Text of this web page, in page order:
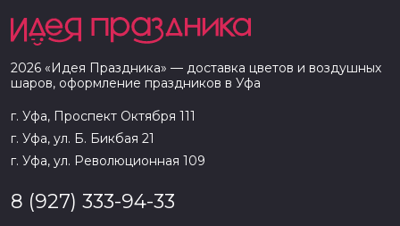
2026 «Идея Праздника» — доставка цветов и воздушных
шаров, оформление праздников в Уфа
г. Уфа, Проспект Октября 111
г. Уфа, ул. Б. Бикбая 21
г. Уфа, ул. Революционная 109
8 (927) 333-94-33